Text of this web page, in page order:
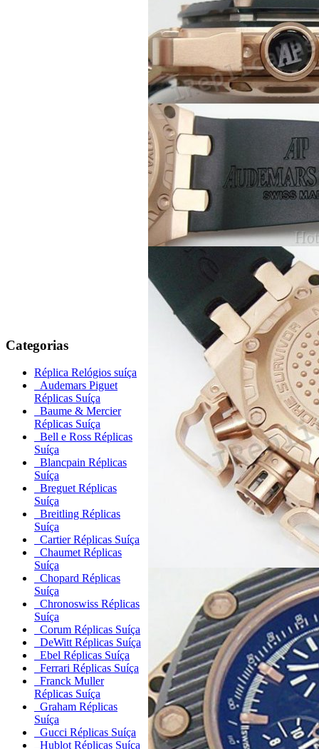
Categorias
Réplica Relógios suíça
Audemars Piguet
Réplicas Suíça
Baume & Mercier
Réplicas Suíça
Bell e Ross Réplicas
Suíça
Blancpain Réplicas
Suíça
Breguet Réplicas
Suíça
Breitling Réplicas
Suíça
Cartier Réplicas Suíça
Chaumet Réplicas
Suíça
Chopard Réplicas
Suíça
Chronoswiss Réplicas
Suíça
Corum Réplicas Suíça
DeWitt Réplicas Suíça
Ebel Réplicas Suíça
Ferrari Réplicas Suíça
Franck Muller
Réplicas Suíça
Graham Réplicas
Suíça
Gucci Réplicas Suíça
Hublot Réplicas Suíça